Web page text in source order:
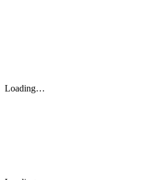
Loading…